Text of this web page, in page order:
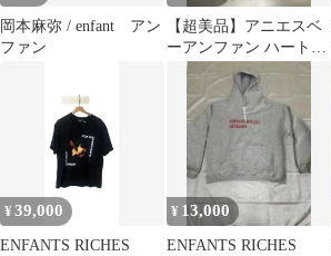
岡本麻弥 / enfant アン
ファン
【超美品】アニエスベ
ーアンファン ハート柄
ロンパース スタイ付き
¥39,000
ENFANTS RICHES
¥ 13,000
ENFANTS RICHES